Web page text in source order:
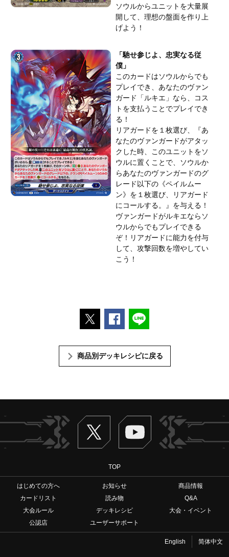
ソウルからユニットを大量展
開して、理想の盤面を作り上
げよう！
「馳せ参じよ、忠実なる従
僕」
このカードはソウルからでも
プレイでき、あなたのヴァン
ガード「ルキエ」なら、コス
トを支払うことでプレイでき
る！
リアガードを１枚選び、『あ
なたのヴァンガードがアタッ
クした時、このユニットをソ
ウルに置くことで、ソウルか
らあなたのヴァンガードのグ
レード以下の《ペイルムー
ン》を１枚選び、リアガード
にコールする。』を与える！
ヴァンガードがルキエならソ
ウルからでもプレイできる
ぞ！リアガードに能力を付与
して、攻撃回数を増やしてい
こう！
ポストするFacebookでシェアする
商品別デッキレシピに戻る
Twitter ヴァンガードch
TOP
はじめての方へ お知らせ
商品情報
カードリスト
読み物
Q&A
大会ルール
デッキレシピ
大会・イベント
公認店
ユーザーサポート
English 简体中文